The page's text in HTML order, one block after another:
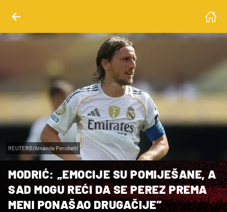
REUTERS/Amanda Perobelli
MODRIĆ: „EMOCIJE SU POMIJEŠANE, A
SAD MOGU REĆI DA SE PEREZ PREMA
MENI PONAŠAO DRUGAČIJE”